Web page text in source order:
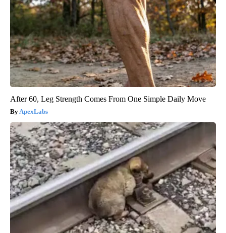
After 60, Leg Strength Comes From One Simple Daily Move
ApexLabs